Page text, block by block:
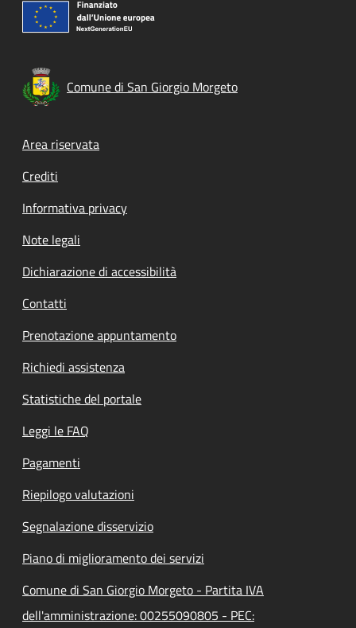
Comune di San Giorgio Morgeto
Footer menu
Area riservata
Crediti
Informativa privacy
Note legali
Dichiarazione di accessibilità
Contatti
Prenotazione appuntamento
Richiedi assistenza
Statistiche del portale
Leggi le FAQ
Pagamenti
Riepilogo valutazioni
Segnalazione disservizio
Piano di miglioramento dei servizi
Comune di San Giorgio Morgeto - Partita IVA
dell'amministrazione: 00255090805 - PEC: